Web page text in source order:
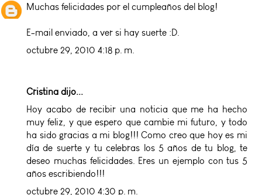
Muchas felicidades por el cumpleaños del blog!
E-mail enviado, a ver si hay suerte :D.
octubre 29, 2010 4:18 p. m.
Cristina dijo...
Hoy acabo de recibir una noticia que me ha hecho
muy feliz, y que espero que cambie mi futuro, y todo
ha sido gracias a mi blog!!! Como creo que hoy es mi
día de suerte y tu celebras los 5 años de tu blog, te
deseo muchas felicidades. Eres un ejemplo con tus 5
años escribiendo!!!
octubre 29, 2010 4:30 p. m.